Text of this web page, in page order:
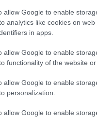
allow Google to enable
analytics like cookies on web
in apps.
allow Google to enable
functionality of the website or
allow Google to enable
personalization.
allow Google to enable
sobre su
a ir»
asegurado a Isabel Rábago,